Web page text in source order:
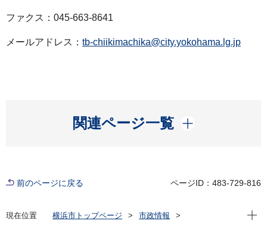
ファクス：045-663-8641
メールアドレス： tb-chiikimachika@city.yokohama.lg.jp
関連ページ一覧
開く
前のページに戻る ページID：483-729-816
現在位置 横浜市トップページ
市政情報
現在